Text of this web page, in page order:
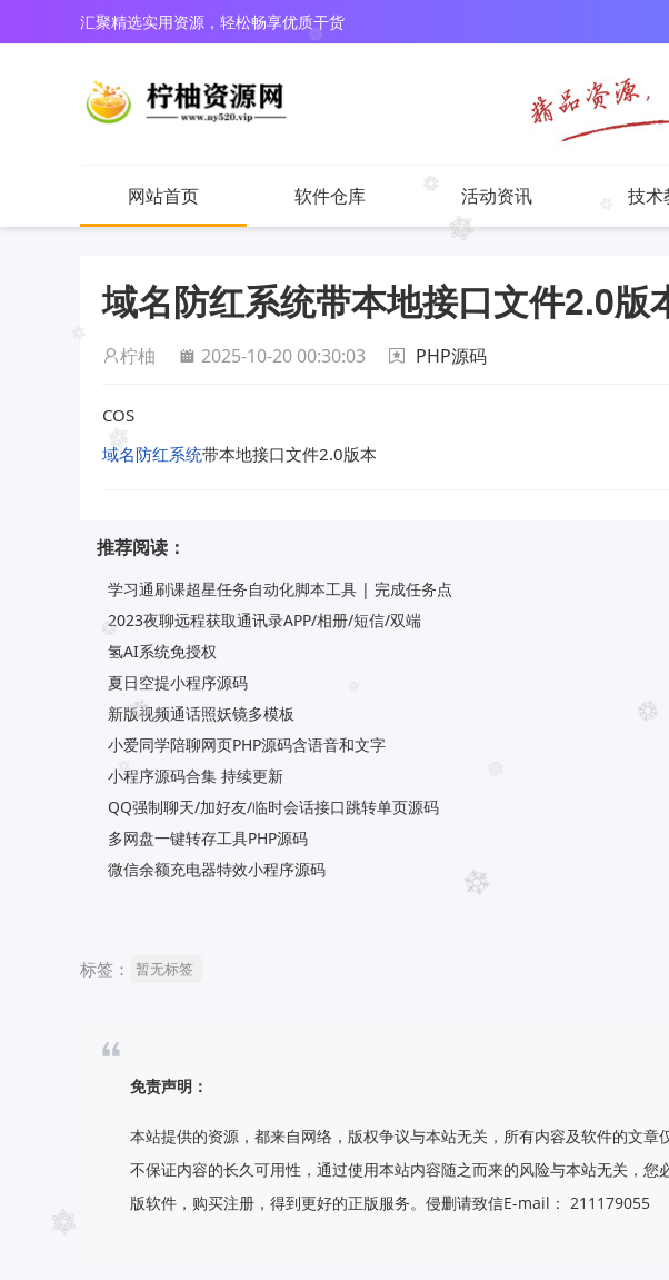
汇聚精选实用资源，轻松畅享优质干货
网站首页 软件仓库 活动资讯 技术
域名防红系统带本地接口文件2.0版
柠柚 2025-10-20 00:30:03 PHP源码
COS
域名防红系统带本地接口文件2.0版本
推荐阅读：
学习通刷课超星任务自动化脚本工具 | 完成任务点
2023夜聊远程获取通讯录APP/相册/短信/双端
氢AI系统免授权
夏日空提小程序源码
新版视频通话照妖镜多模板
小爱同学陪聊网页PHP源码含语音和文字
小程序源码合集 持续更新
QQ强制聊天/加好友/临时会话接口跳转单页源码
多网盘一键转存工具PHP源码
微信余额充电器特效小程序源码
标签： 暂无标签
免责声明：
本站提供的资源，都来自网络，版权争议与本站无关，所有内容及软件的文
不保证内容的长久可用性，通过使用本站内容随之而来的风险与本站无关，
版软件，购买注册，得到更好的正版服务。侵删请致信E-mail： 211179055